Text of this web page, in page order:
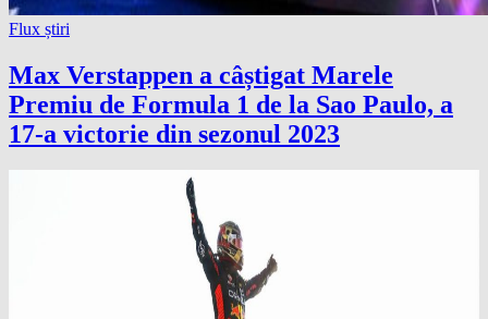
Flux știri
Max Verstappen a câștigat Marele
Premiu de Formula 1 de la Sao Paulo, a
17-a victorie din sezonul 2023